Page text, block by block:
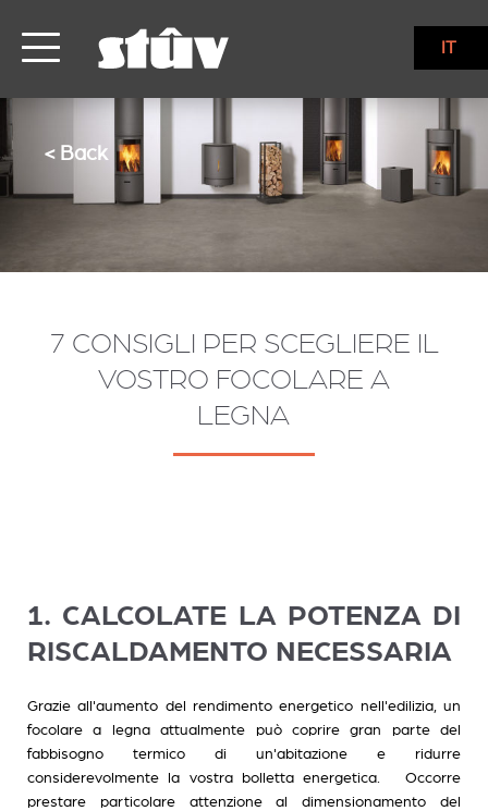
IT
< Back
7 CONSIGLI PER SCEGLIERE IL
VOSTRO FOCOLARE A
LEGNA
1. CALCOLATE LA POTENZA DI
RISCALDAMENTO NECESSARIA
Grazie all'aumento del rendimento energetico nell'edilizia, un
focolare a legna attualmente può coprire gran parte del
fabbisogno termico di un'abitazione e ridurre
considerevolmente la vostra bolletta energetica. Occorre
prestare particolare attenzione al dimensionamento del